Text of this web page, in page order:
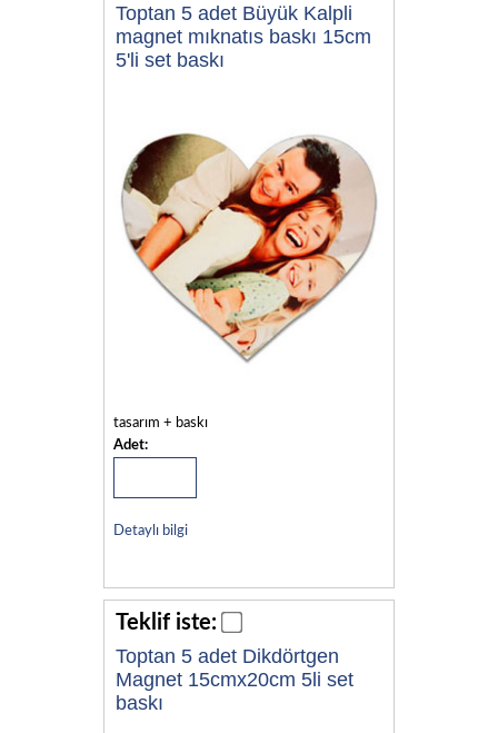
Toptan 5 adet Büyük Kalpli
magnet mıknatıs baskı 15cm
5'li set baskı
tasarım + baskı
Adet:
Detaylı bilgi
Teklif iste:
Toptan 5 adet Dikdörtgen
Magnet 15cmx20cm 5li set
baskı